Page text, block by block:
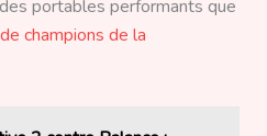
portables performants que
champions de la